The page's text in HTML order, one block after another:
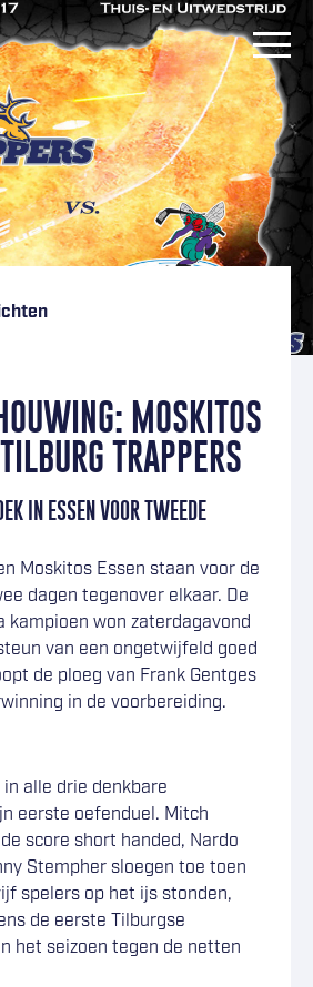
MOSKITOS
TRAPPERS
IN ESSEN VOOR TWEEDE
Moskitos Essen staan voor de
dagen tegenover elkaar. De
kampioen won zaterdagavond
van een ongetwijfeld goed
de ploeg van Frank Gentges
in de voorbereiding.
alle drie denkbare
eerste oefenduel. Mitch
score short handed, Nardo
Stempher sloegen toe toen
spelers op het ijs stonden,
de eerste Tilburgse
het seizoen tegen de netten